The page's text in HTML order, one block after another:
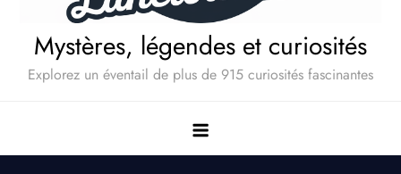
Mystères, légendes et curiosités
Explorez un éventail de plus de 915 curiosités fascinantes